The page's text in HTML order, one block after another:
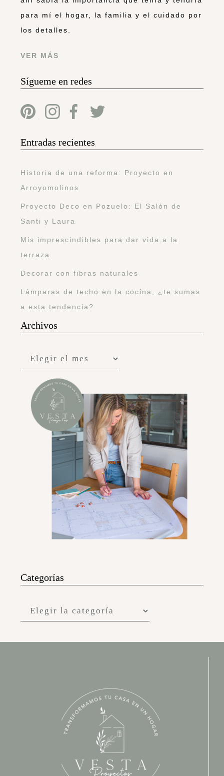
para mí el hogar, la familia y el cuidado por
los detalles.
VER MÁS
Sígueme en redes
Entradas recientes
Historia de una reforma: Proyecto en
Arroyomolinos
Proyecto Deco en Pozuelo: El Salón de
Santi y Laura
Mis imprescindibles para dar vida a la
terraza
Decorar con fibras naturales
Lámparas de techo en la cocina, ¿te sumas
a esta tendencia?
Archivos
Categorías